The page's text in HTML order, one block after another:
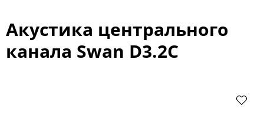
Акустика центрального
канала Swan D3.2C